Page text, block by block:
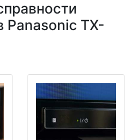
Panasonic TX-